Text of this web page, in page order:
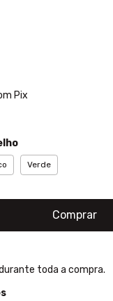
Pix
Verde
toda a compra.